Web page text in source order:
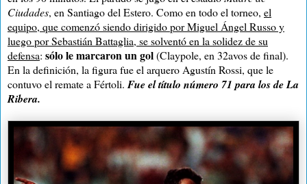
Ciudades, en Santiago del Estero. Como en todo el torneo, el
equipo, que comenzó siendo dirigido por Miguel Ángel Russo y
luego por Sebastián Battaglia, se solventó en la solidez de su
defensa: sólo le marcaron un gol(Claypole, en 32avos de final).
En la definición, la figura fue el arquero Agustín Rossi, que le
contuvo el remate a Fértoli.Fue el título número 71 para los de La
Ribera.